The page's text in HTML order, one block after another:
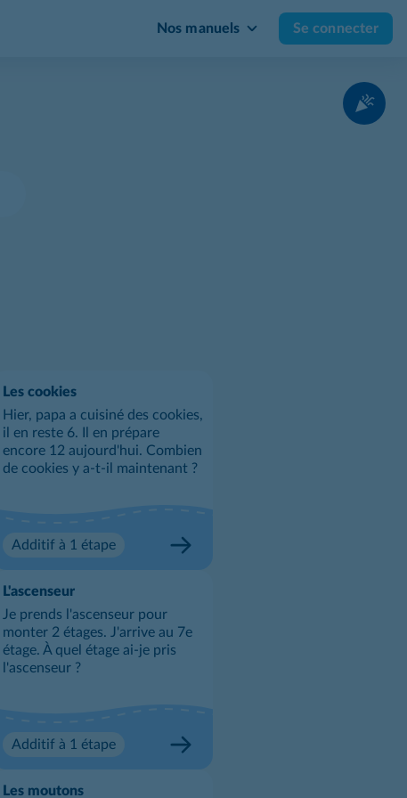
Nos manuels Se connecter
Les cookies
Hier, papa a cuisiné des cookies,
il en reste 6. Il en prépare
encore 12 aujourd'hui. Combien
de cookies y a-t-il maintenant ?
Additif à 1 étape
L'ascenseur
Je prends l'ascenseur pour
monter 2 étages. J'arrive au 7e
étage. À quel étage ai-je pris
l'ascenseur ?
Additif à 1 étape
Les moutons